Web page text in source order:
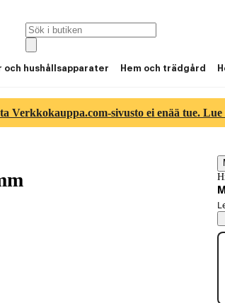
och hushållsapparater Hem och trädgård
Verkkokauppa.com-sivusto ei enää tue. Lue